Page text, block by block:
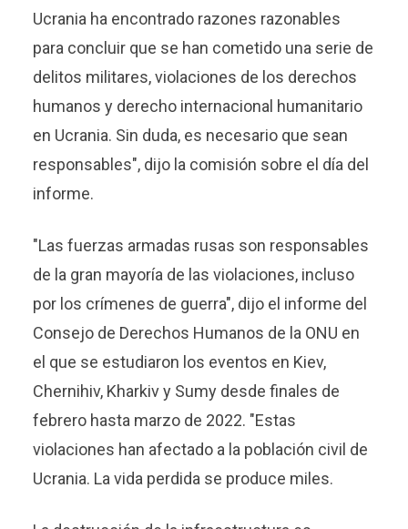
Ucrania ha encontrado razones razonables
para concluir que se han cometido una serie de
delitos militares, violaciones de los derechos
humanos y derecho internacional humanitario
en Ucrania. Sin duda, es necesario que sean
responsables", dijo la comisión sobre el día del
informe.
"Las fuerzas armadas rusas son responsables
de la gran mayoría de las violaciones, incluso
por los crímenes de guerra", dijo el informe del
Consejo de Derechos Humanos de la ONU en
el que se estudiaron los eventos en Kiev,
Chernihiv, Kharkiv y Sumy desde finales de
febrero hasta marzo de 2022. "Estas
violaciones han afectado a la población civil de
Ucrania. La vida perdida se produce miles.